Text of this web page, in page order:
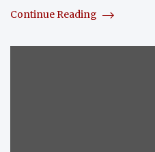
Continue Reading